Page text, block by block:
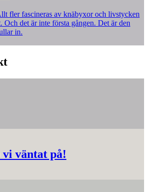
fler fascineras av knäbyxor och livstycken
Och det är inte första gången. Det är den
in.
väntat på!